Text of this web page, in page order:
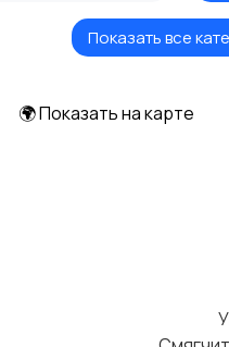
Показать все
🌍 Показать на карте